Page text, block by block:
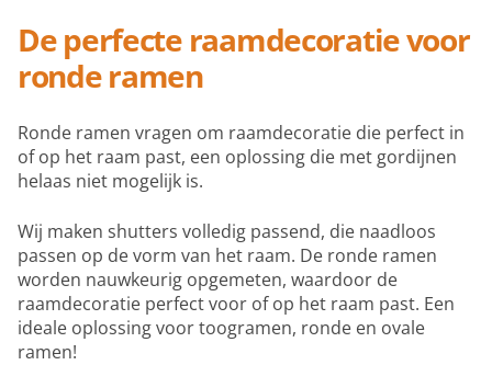
De perfecte raamdecoratie voor
ronde ramen
Ronde ramen vragen om raamdecoratie die perfect in
of op het raam past, een oplossing die met gordijnen
helaas niet mogelijk is.
Wij maken shutters volledig passend, die naadloos
passen op de vorm van het raam. De ronde ramen
worden nauwkeurig opgemeten, waardoor de
raamdecoratie perfect voor of op het raam past. Een
ideale oplossing voor toogramen, ronde en ovale
ramen!